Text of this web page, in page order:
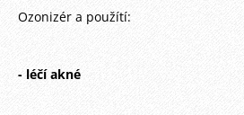
Ozonizér a použítí:
- léčí akné